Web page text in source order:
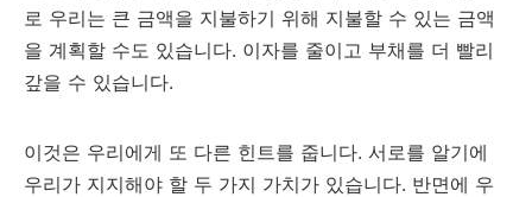
로 우리는 큰 금액을 지불하기 위해 지불할 수 있는 금액
을 계획할 수도 있습니다. 이자를 줄이고 부채를 더 빨리
갚을 수 있습니다.
이것은 우리에게 또 다른 힌트를 줍니다. 서로를 알기에
우리가 지지해야 할 두 가지 가치가 있습니다. 반면에 우